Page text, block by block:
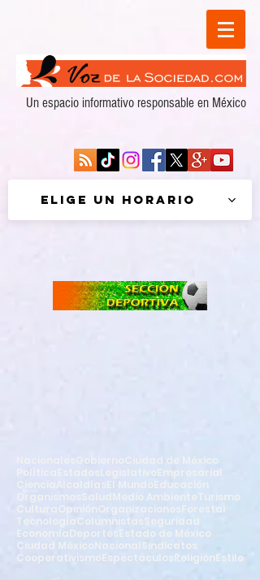
Un espacio informativo responsable en México
Elige un horario
Gobierno
Ciudad de México
Política
Estados Legislativo Empresarial
Ciencia
Alcaldías El MundoEducación
Organismos
SaludMedio AmbienteTurismo
Cultura OpiniónOrganizacionesForestal
TecnologíaColumnistasSeguridad
EconomíaDeportes Estado de México
Ciudad MéxicoNacionalSindicatos
CooperativismoEspectáculosReligiónEstilo